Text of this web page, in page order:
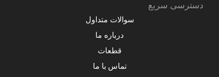
دسترسی سریع
سوالات متداول
درباره ما
قطعات
تماس با ما